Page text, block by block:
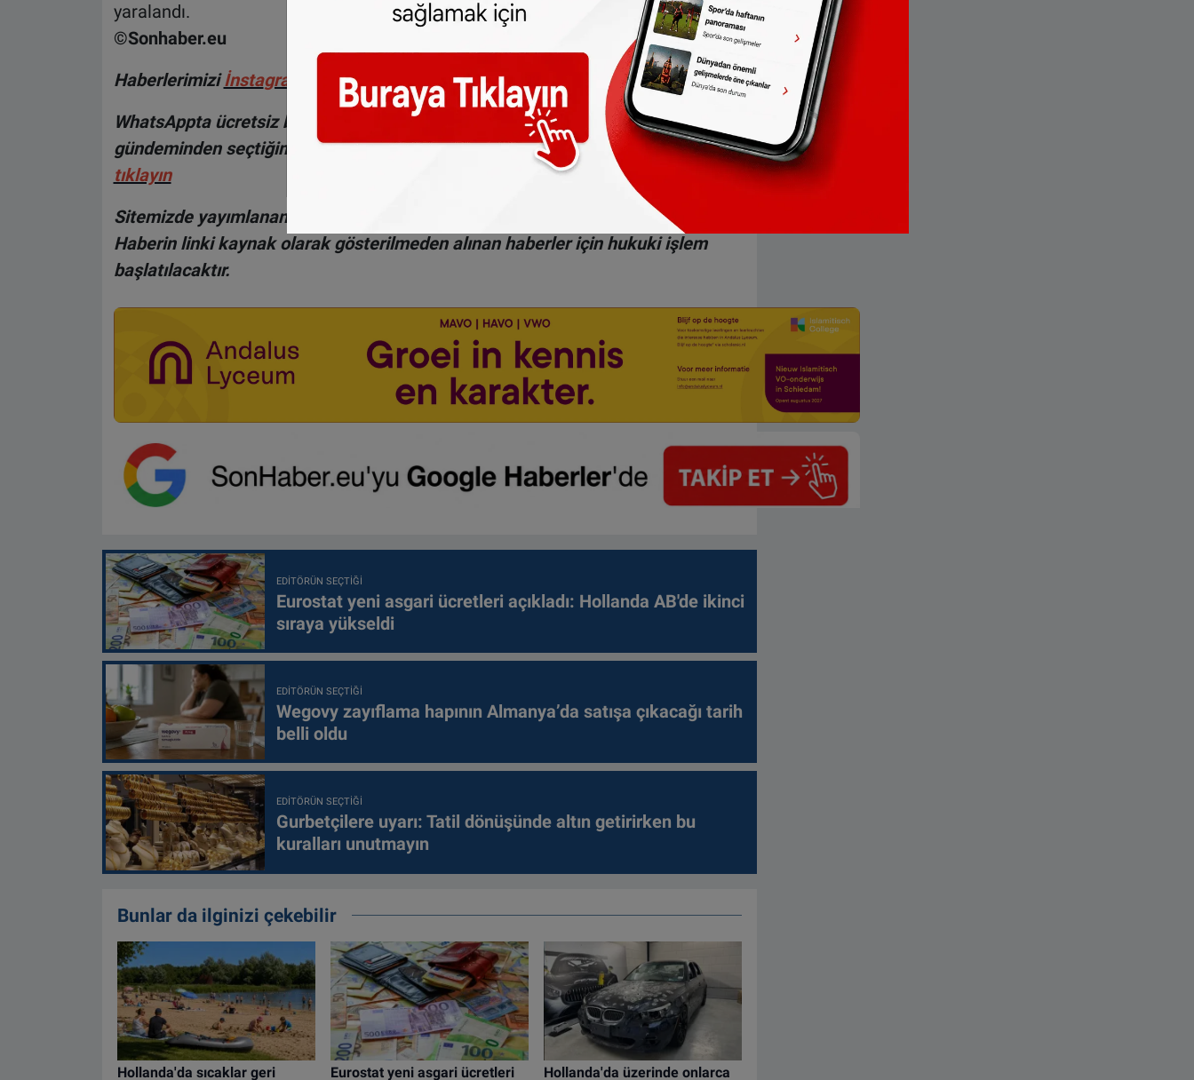
yaralandı.
©Sonhaber.eu
Haberlerimizi İnstagram hesabımızdan da takip edebilirsiniz.
WhatsAppta ücretsiz bültenimize abone olun, Hollanda ve diğer Avrupa ülkeleri
gündeminden seçtiğimiz haberler her gün telefonunuza gelsin!Abone olmak için
tıklayın
Sitemizde yayımlanan haberlerin her türlü hakkı
’ya aittir.
Haberin linki kaynak olarak gösterilmeden alınan haberler için hukuki işlem
başlatılacaktır.
EDITÖRÜN SEÇTIĞI
Eurostat yeni asgari ücretleri açıkladı: Hollanda AB'de ikinci
sıraya yükseldi
EDITÖRÜN SEÇTIĞI
Wegovy zayıflama hapının Almanya’da satışa çıkacağı tarih
belli oldu
EDITÖRÜN SEÇTIĞI
Gurbetçilere uyarı: Tatil dönüşünde altın getirirken bu
kuralları unutmayın
Bunlar da ilginizi çekebilir
Hollanda'da sıcaklar geri Eurostat yeni asgari ücretleri Hollanda'da üzerinde onlarca